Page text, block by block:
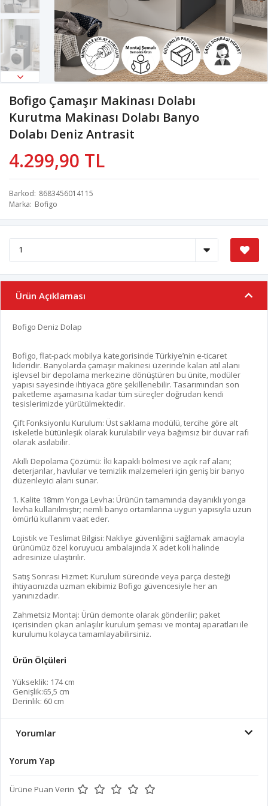
Bofigo Çamaşır Makinası Dolabı
Kurutma Makinası Dolabı Banyo
Dolabı Deniz Antrasit
4.299,90 TL
Barkod 8683456014115
Marka Bofigo
Ürün Açıklaması
Bofigo Deniz Dolap
Bofigo, flat-pack mobilya kategorisinde Türkiye’nin e-ticaret
lideridir. Banyolarda çamaşır makinesi üzerinde kalan atıl alanı
işlevsel bir depolama merkezine dönüştüren bu ünite, modüler
yapısı sayesinde ihtiyaca göre şekillenebilir. Tasarımından son
paketleme aşamasına kadar tüm süreçler doğrudan kendi
tesislerimizde yürütülmektedir.
Çift Fonksiyonlu Kurulum: Üst saklama modülü, tercihe göre alt
iskeletle bütünleşik olarak kurulabilir veya bağımsız bir duvar rafı
olarak asılabilir.
Akıllı Depolama Çözümü: İki kapaklı bölmesi ve açık raf alanı;
deterjanlar, havlular ve temizlik malzemeleri için geniş bir banyo
düzenleyici alanı sunar.
1. Kalite 18mm Yonga Levha: Ürünün tamamında dayanıklı yonga
levha kullanılmıştır; nemli banyo ortamlarına uygun yapısıyla uzun
ömürlü kullanım vaat eder.
Lojistik ve Teslimat Bilgisi: Nakliye güvenliğini sağlamak amacıyla
ürünümüz özel koruyucu ambalajında X adet koli halinde
adresinize ulaştırılır.
Satış Sonrası Hizmet: Kurulum sürecinde veya parça desteği
ihtiyacınızda uzman ekibimiz Bofigo güvencesiyle her an
yanınızdadır.
Zahmetsiz Montaj: Ürün demonte olarak gönderilir; paket
içerisinden çıkan anlaşılır kurulum şeması ve montaj aparatları ile
kurulumu kolayca tamamlayabilirsiniz.
Ürün Ölçüleri
Yükseklik: 174 cm
Genişlik:65,5 cm
Derinlik: 60 cm
Yorumlar
Yorum Yap
Ürüne Puan Verin